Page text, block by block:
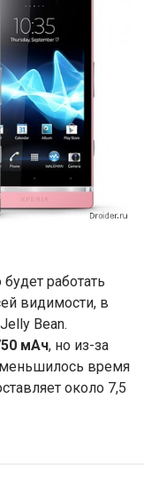
работать
видимости, в
Bean.
мАч, но из-за
время
около 7,5